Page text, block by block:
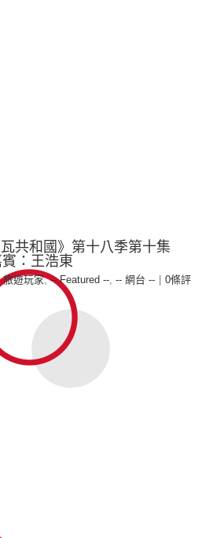
瓦共和國》第十八季第十集
：王浩東
旅遊玩家,-- Featured --, -- 網台 --
0條評